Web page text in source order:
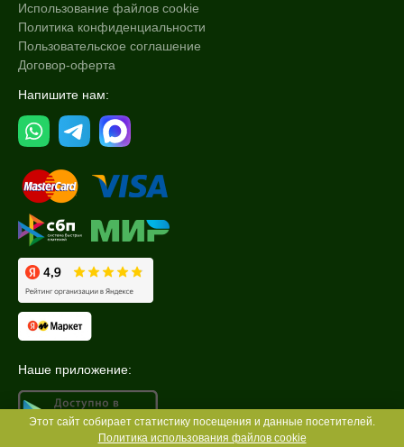
Использование файлов cookie
Политика конфиденциальности
Пользовательское соглашение
Договор-оферта
Напишите нам:
Наше приложение:
Этот сайт собирает статистику посещения и данные посетителей.
Политика использования файлов cookie